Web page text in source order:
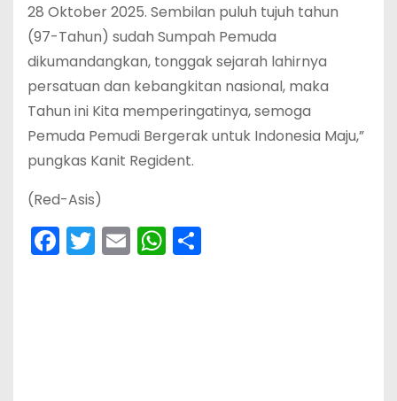
28 Oktober 2025. Sembilan puluh tujuh tahun
(97-Tahun) sudah Sumpah Pemuda
dikumandangkan, tonggak sejarah lahirnya
persatuan dan kebangkitan nasional, maka
Tahun ini Kita memperingatinya, semoga
Pemuda Pemudi Bergerak untuk Indonesia Maju,”
pungkas Kanit Regident.
(Red-Asis)
F
a
T
w
E
m
W
h